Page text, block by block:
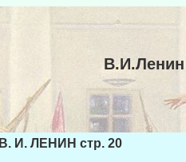
В. И. ЛЕНИН стр. 20